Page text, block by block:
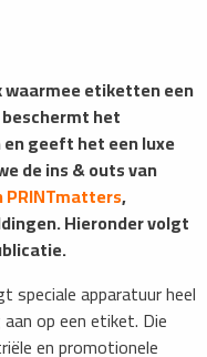
etiketten een
het
geeft het een luxe
de ins & outs van
,
Hieronder volgt
speciale apparatuur heel
op een etiket. Die
en promotionele